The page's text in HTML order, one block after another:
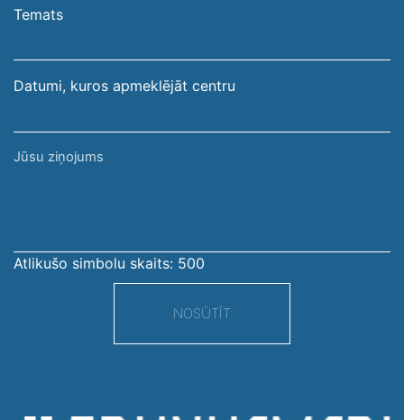
pasta
Temats
Datumi, kuros apmeklējāt centru
Jūsu
Atlikušo simbolu skaits: 500
NOSŪTĪT